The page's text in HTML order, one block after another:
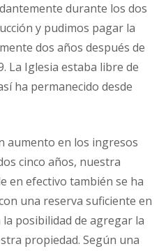
durante los dos
y pudimos pagar la
dos años después de
La Iglesia estaba libre de
ha permanecido desde
aumento en los ingresos
cinco años, nuestra
en efectivo también se ha
una reserva suficiente en
posibilidad de agregar la
propiedad. Según una